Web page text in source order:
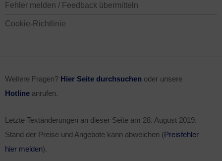
Fehler melden / Feedback übermitteln
Cookie-Richtlinie
Weitere Fragen? Hier Seite durchsuchen oder unsere
Hotline anrufen.
Letzte Textänderungen an dieser Seite am 28. August 2019.
Stand der Preise und Angebote kann abweichen (Preisfehler
hier melden).